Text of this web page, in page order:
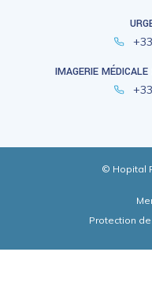
IMAGERIE
© Hopital
Protection